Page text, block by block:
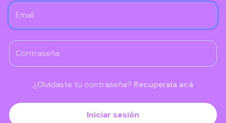
¿Olvidaste tu contraseña? Recuperala acá
Iniciar sesión